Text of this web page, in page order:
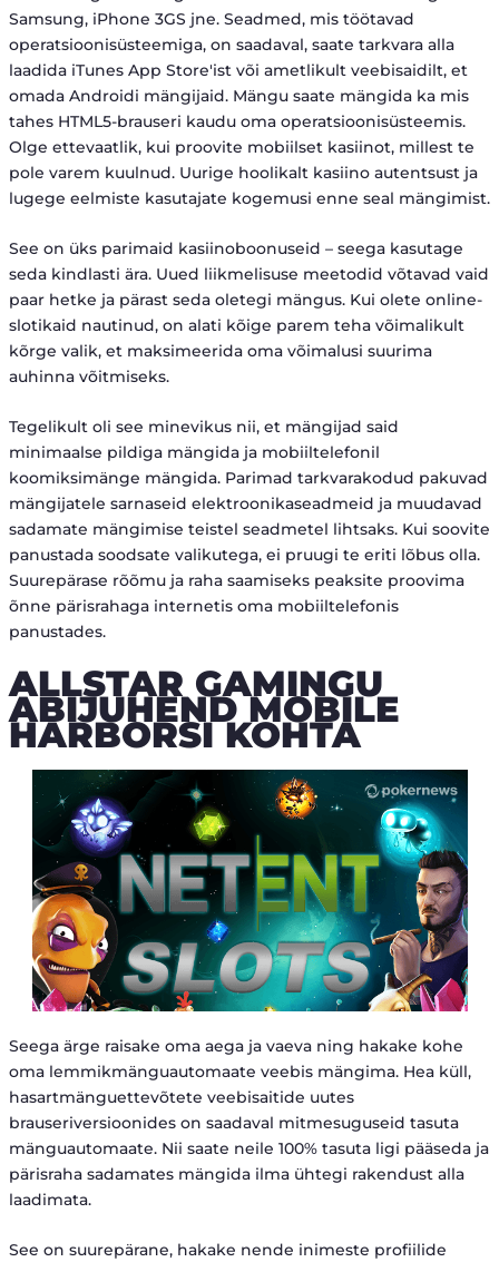
Samsung, iPhone 3GS jne. Seadmed, mis töötavad
operatsioonisüsteemiga, on saadaval, saate tarkvara alla
laadida iTunes App Store'ist või ametlikult veebisaidilt, et
omada Androidi mängijaid. Mängu saate mängida ka mis
tahes HTML5-brauseri kaudu oma operatsioonisüsteemis.
Olge ettevaatlik, kui proovite mobiilset kasiinot, millest te
pole varem kuulnud. Uurige hoolikalt kasiino autentsust ja
lugege eelmiste kasutajate kogemusi enne seal mängimist.
See on üks parimaid kasiinoboonuseid – seega kasutage
seda kindlasti ära. Uued liikmelisuse meetodid võtavad vaid
paar hetke ja pärast seda oletegi mängus. Kui olete online-
slotikaid nautinud, on alati kõige parem teha võimalikult
kõrge valik, et maksimeerida oma võimalusi suurima
auhinna võitmiseks.
Tegelikult oli see minevikus nii, et mängijad said
minimaalse pildiga mängida ja mobiiltelefonil
koomiksimänge mängida. Parimad tarkvarakodud pakuvad
mängijatele sarnaseid elektroonikaseadmeid ja muudavad
sadamate mängimise teistel seadmetel lihtsaks. Kui soovite
panustada soodsate valikutega, ei pruugi te eriti lõbus olla.
Suurepärase rõõmu ja raha saamiseks peaksite proovima
õnne pärisrahaga internetis oma mobiiltelefonis
panustades.
ALLSTAR GAMINGU
ABIJUHEND MOBILE
HARBORSI KOHTA
Seega ärge raisake oma aega ja vaeva ning hakake kohe
oma lemmikmänguautomaate veebis mängima. Hea küll,
hasartmänguettevõtete veebisaitide uutes
brauseriversioonides on saadaval mitmesuguseid tasuta
mänguautomaate. Nii saate neile 100% tasuta ligi pääseda ja
pärisraha sadamates mängida ilma ühtegi rakendust alla
laadimata.
See on suurepärane, hakake nende inimeste profiilide